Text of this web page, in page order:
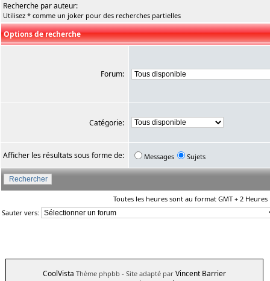
Recherche par auteur:
Utilisez * comme un joker pour des recherches partielles
Options de recherche
Forum:
Catégorie:
Afficher les résultats sous forme de: Messages Sujets
Toutes les heures sont au format GMT + 2 Heures
Sauter vers:
CoolVista Thème phpbb - Site adapté par Vincent Barrier